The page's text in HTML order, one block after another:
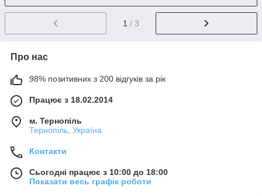
1 / 3
Про нас
98% позитивних з 200 відгуків за рік
Працює з 18.02.2014
м. Тернопіль
Тернопіль, Україна
Контакти
Сьогодні працює з 10:00 до 18:00
Показати весь графік роботи